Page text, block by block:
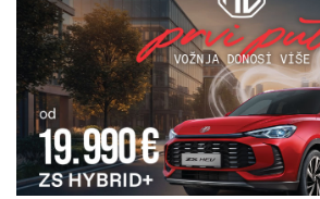
SELI SE U STAN
Glumac nakon
neobičnu odluku, a
kako napreduju
"Nadgledanje"